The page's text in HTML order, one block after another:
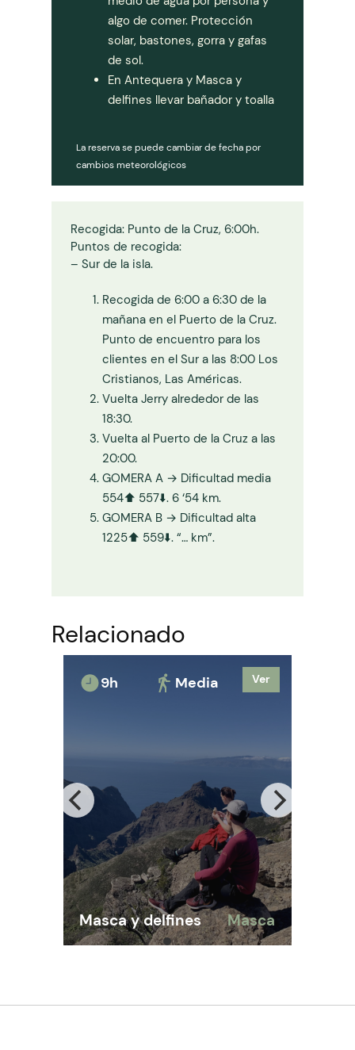
algo de comer. Protección
solar, bastones, gorra y gafas
de sol.
En Antequera y Masca y
delfines llevar bañador y toalla
La reserva se puede cambiar de fecha por
cambios meteorológicos
Recogida: Punto de la Cruz, 6:00h.
Puntos de recogida:
– Sur de la isla.
Recogida de 6:00 a 6:30 de la
mañana en el Puerto de la Cruz.
Punto de encuentro para los
clientes en el Sur a las 8:00 Los
Cristianos, Las Américas.
Vuelta Jerry alrededor de las
18:30.
Vuelta al Puerto de la Cruz a las
20:00.
GOMERA A → Dificultad media
554⬆️ 557⬇️. 6 ‘54 km.
GOMERA B → Dificultad alta
1225⬆️ 559⬇️. “… km”.
Relacionado
9h Media Ver
Masca y delfines Masca